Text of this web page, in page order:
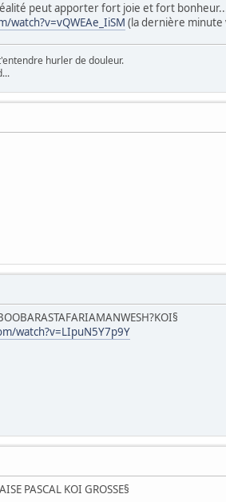
peut apporter fort joie et fort
(la dernière minute
hurler de douleur.
watch?v=LIpuN5Y7p9Y
PASCAL KOI GROSSE§